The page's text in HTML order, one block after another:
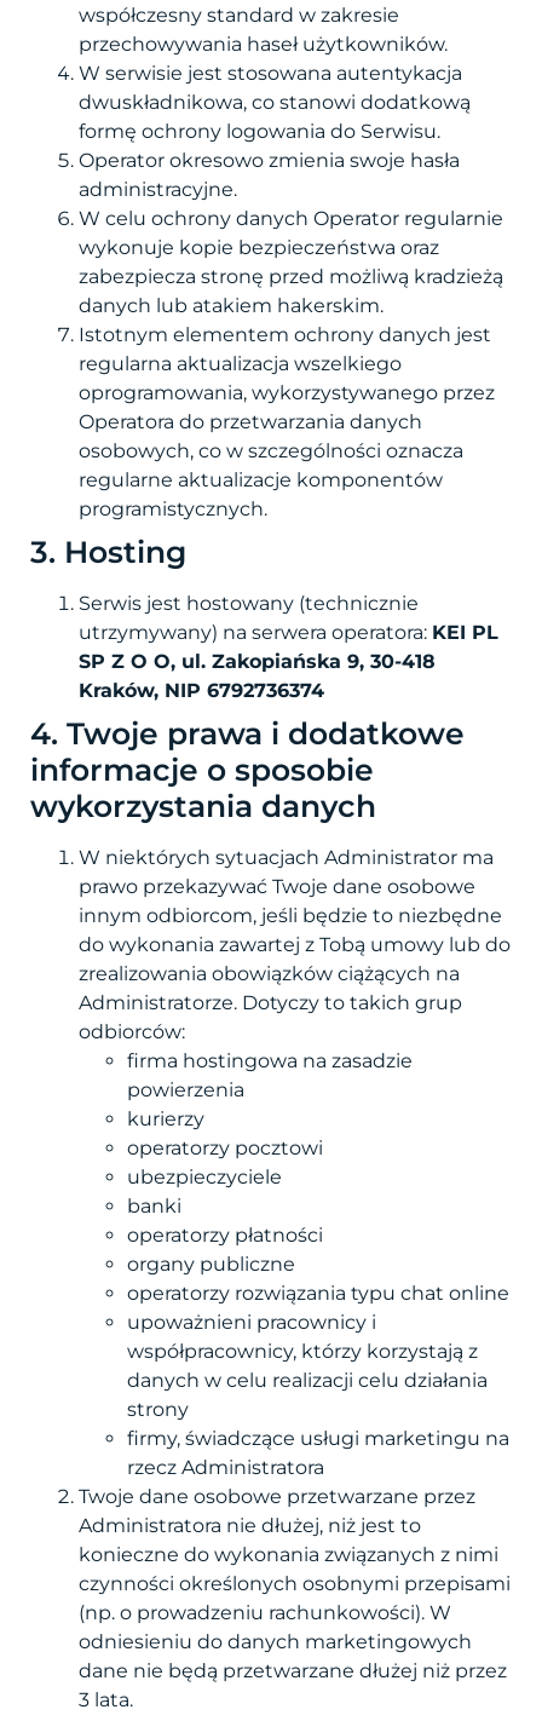
współczesny standard w zakresie
przechowywania haseł użytkowników.
W serwisie jest stosowana autentykacja
dwuskładnikowa, co stanowi dodatkową
formę ochrony logowania do Serwisu.
Operator okresowo zmienia swoje hasła
administracyjne.
W celu ochrony danych Operator regularnie
wykonuje kopie bezpieczeństwa oraz
zabezpiecza stronę przed możliwą kradzieżą
danych lub atakiem hakerskim.
Istotnym elementem ochrony danych jest
regularna aktualizacja wszelkiego
oprogramowania, wykorzystywanego przez
Operatora do przetwarzania danych
osobowych, co w szczególności oznacza
regularne aktualizacje komponentów
programistycznych.
3. Hosting
Serwis jest hostowany (technicznie
utrzymywany) na serwera operatora: KEI PL
SP Z O O, ul. Zakopiańska 9, 30-418
Kraków, NIP 6792736374
4. Twoje prawa i dodatkowe
informacje o sposobie
wykorzystania danych
W niektórych sytuacjach Administrator ma
prawo przekazywać Twoje dane osobowe
innym odbiorcom, jeśli będzie to niezbędne
do wykonania zawartej z Tobą umowy lub do
zrealizowania obowiązków ciążących na
Administratorze. Dotyczy to takich grup
odbiorców:
firma hostingowa na zasadzie
powierzenia
kurierzy
operatorzy pocztowi
ubezpieczyciele
banki
operatorzy płatności
organy publiczne
operatorzy rozwiązania typu chat online
upoważnieni pracownicy i
współpracownicy, którzy korzystają z
danych w celu realizacji celu działania
strony
firmy, świadczące usługi marketingu na
rzecz Administratora
Twoje dane osobowe przetwarzane przez
Administratora nie dłużej, niż jest to
konieczne do wykonania związanych z nimi
czynności określonych osobnymi przepisami
(np. o prowadzeniu rachunkowości). W
odniesieniu do danych marketingowych
dane nie będą przetwarzane dłużej niż przez
3 lata.